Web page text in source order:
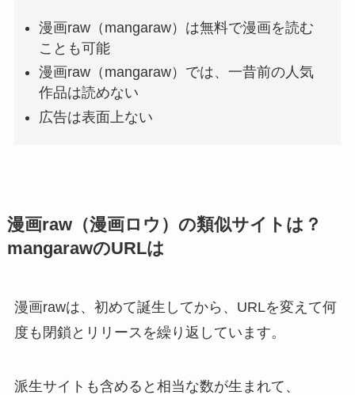
漫画raw（mangaraw）は無料で漫画を読む
ことも可能
漫画raw（mangaraw）では、一昔前の人気
作品は読めない
広告は表面上ない
漫画raw（漫画ロウ）の類似サイトは？
mangarawのURLは
漫画rawは、初めて誕生してから、URLを変えて何
度も閉鎖とリリースを繰り返しています。
派生サイトも含めると相当な数が生まれて、